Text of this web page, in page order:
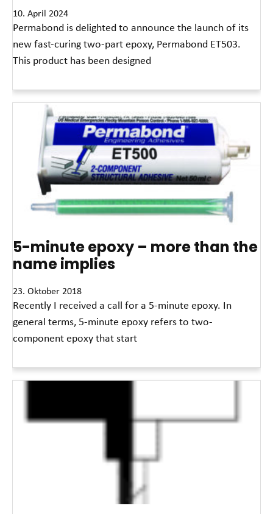
10. April 2024
Permabond is delighted to announce the launch of its
new fast-curing two-part epoxy, Permabond ET503.
This product has been designed
5-minute epoxy – more than the
name implies
23. Oktober 2018
Recently I received a call for a 5-minute epoxy. In
general terms, 5-minute epoxy refers to two-
component epoxy that start